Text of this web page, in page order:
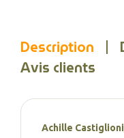
Description
Avis clients
Achille Castiglioni